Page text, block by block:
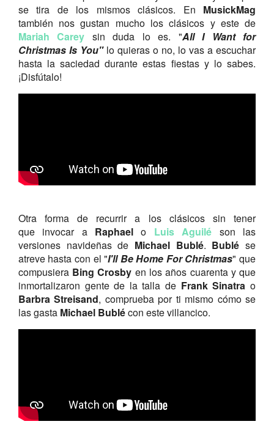
se tira de los mismos clásicos. En MusickMag
también nos gustan mucho los clásicos y este de
Mariah Carey sin duda lo es. "All I Want for
Christmas Is You"lo quieras o no, lo vas a escuchar
hasta la saciedad durante estas fiestas y lo sabes.
¡Disfútalo!
Otra forma de recurrir a los clásicos sin tener
que invocar a Raphael o Luis Aguilé son las
versiones navideñas de Michael Bublé. Bublé se
atreve hasta con el "I'll Be Home For Christmas" que
compusiera Bing Crosby en los años cuarenta y que
inmortalizaron gente de la talla de Frank Sinatra o
Barbra Streisand, comprueba por ti mismo cómo se
las gasta Michael Bublécon este villancico.